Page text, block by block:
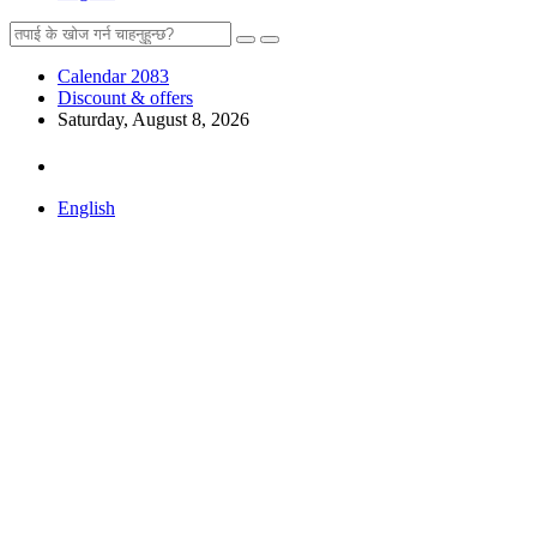
Calendar 2083
Discount & offers
Saturday, August 8, 2026
English